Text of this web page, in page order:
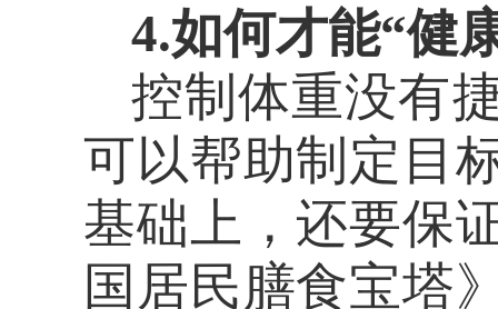
4.如何才能“健
控制体重没有
可以帮助制定目
基础上，还要保
国居民膳食宝塔